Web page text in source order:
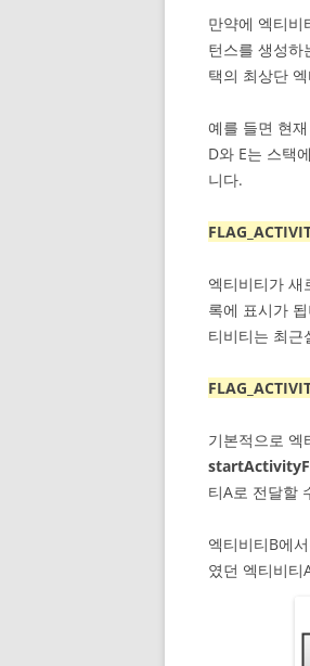
만약에 엑티비
턴스를 생성하
택의 최상단
예를 들면 현
D와 E는 스택
니다.
엑티비티가 새
록에 표시가
티비티는 최근
기본적으로 엑
티A로 전달할
엑티비티B에
였던 엑티비티